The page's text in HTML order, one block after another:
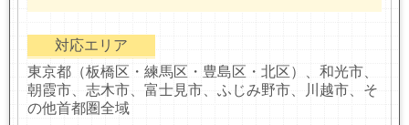
対応エリア
東京都（板橋区・練馬区・豊島区・北区）、和光市、
朝霞市、志木市、富士見市、ふじみ野市、川越市、そ
の他首都圏全域